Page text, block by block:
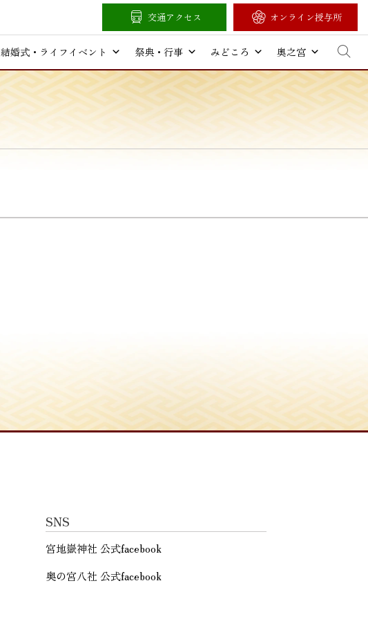
結婚式・ライフイベント 祭典・行事 みどころ 奥之宮
交通アクセス オンライン授与所
SNS
宮地嶽神社 公式facebook
奥の宮八社 公式facebook